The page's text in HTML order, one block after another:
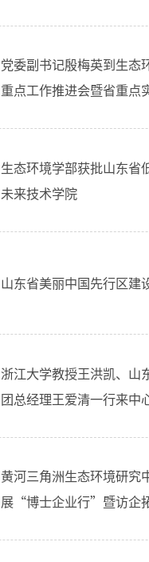
党委副书记殷梅英到生态
重点工作推进会暨省重点
生态环境学部获批山东省
未来技术学院
山东省美丽中国先行区建
浙江大学教授王洪凯、山
团总经理王爱清一行来中
黄河三角洲生态环境研究
展“博士企业行”暨访企